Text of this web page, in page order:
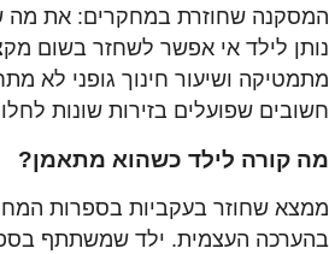
המסקנה שחוזרת במחקרים: את מה
נותן לילד אי אפשר לשחזר בשום
מתמטיקה ושיעור חינוך גופני לא
חשובים שפועלים בזירות שונות
מה קורה לילד כשהוא מתאמן?
ממצא שחוזר בעקביות בספרות
בהערכה העצמית. ילד שמשתתף